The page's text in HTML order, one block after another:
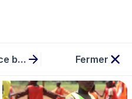
Espérance banlieues Fermer